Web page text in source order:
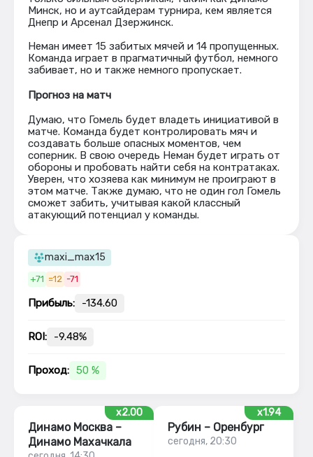
Минск, но и аутсайдерам турнира, кем является
Днепр и Арсенал Дзержинск.
Неман имеет 15 забитых мячей и 14 пропущенных.
Команда играет в прагматичный футбол, немного
забивает, но и также немного пропускает.
Прогноз на матч
Думаю, что Гомель будет владеть инициативой в
матче. Команда будет контролировать мяч и
создавать больше опасных моментов, чем
соперник. В свою очередь Неман будет играть от
обороны и пробовать найти себя на контратаках.
Уверен, что хозяева как минимум не проиграют в
этом матче. Также думаю, что не один гол Гомель
сможет забить, учитывая какой классный
атакующий потенциал у команды.
maxi_max15
+71 =12 -71
Прибыль: -134.60
ROI: -9.48%
Проход: 50 %
x2.00
Динамо Москва –
Динамо Махачкала
x1.94
Рубин – Оренбург
сегодня, 20:30